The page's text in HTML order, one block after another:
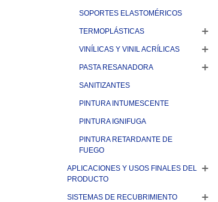
SOPORTES ELASTOMÉRICOS
TERMOPLÁSTICAS
VINÍLICAS Y VINIL ACRÍLICAS
PASTA RESANADORA
SANITIZANTES
PINTURA INTUMESCENTE
PINTURA IGNIFUGA
PINTURA RETARDANTE DE
FUEGO
APLICACIONES Y USOS FINALES DEL
PRODUCTO
SISTEMAS DE RECUBRIMIENTO